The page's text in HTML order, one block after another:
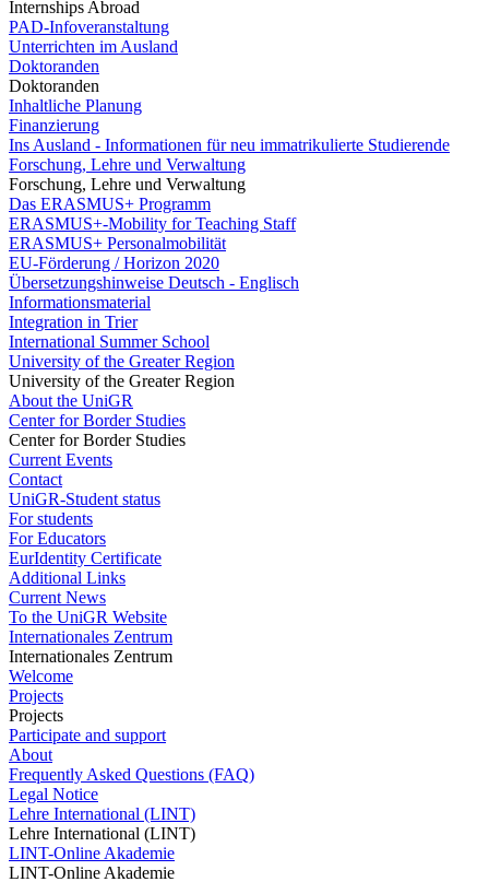
Internships Abroad
PAD-Infoveranstaltung
Unterrichten im Ausland
Doktoranden
Doktoranden
Inhaltliche Planung
Finanzierung
Ins Ausland - Informationen für neu immatrikulierte Studierende
Forschung, Lehre und Verwaltung
Forschung, Lehre und Verwaltung
Das ERASMUS+ Programm
ERASMUS+-Mobility for Teaching Staff
ERASMUS+ Personalmobilität
EU-Förderung / Horizon 2020
Übersetzungshinweise Deutsch - Englisch
Informationsmaterial
Integration in Trier
International Summer School
University of the Greater Region
University of the Greater Region
About the UniGR
Center for Border Studies
Center for Border Studies
Current Events
Contact
UniGR-Student status
For students
For Educators
EurIdentity Certificate
Additional Links
Current News
To the UniGR Website
Internationales Zentrum
Internationales Zentrum
Welcome
Projects
Projects
Participate and support
About
Frequently Asked Questions (FAQ)
Legal Notice
Lehre International (LINT)
Lehre International (LINT)
LINT-Online Akademie
LINT-Online Akademie